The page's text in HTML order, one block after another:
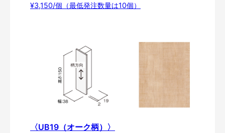
¥3,150/個（最低発注数量は10個）
〈UB19（オーク柄）〉